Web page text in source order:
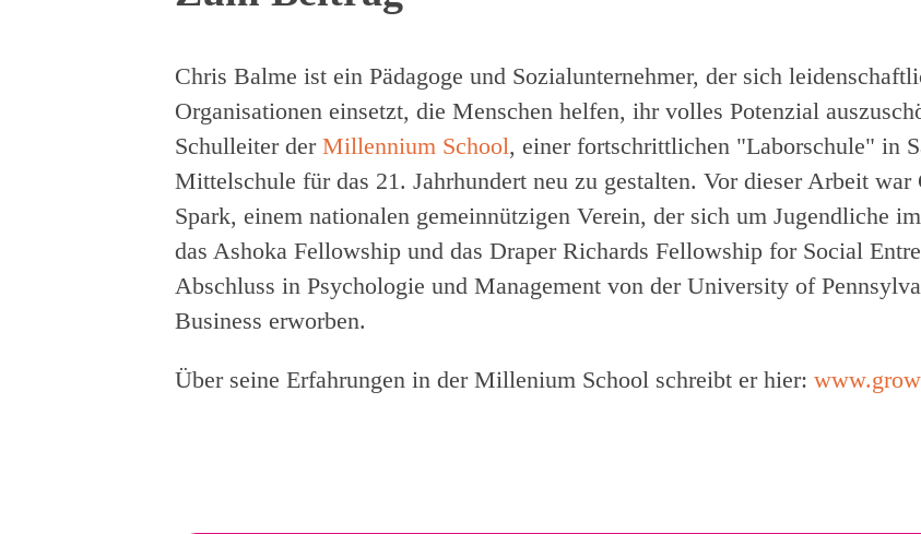
Chris Balme ist ein Pädagoge und Sozialunternehmer, der sich
Organisationen einsetzt, die Menschen helfen, ihr volles Potenzial
Schulleiter der Millennium School, einer fortschrittlichen "Laborschule" in
Mittelschule für das 21. Jahrhundert neu zu gestalten. Vor dieser Arbeit
Spark, einem nationalen gemeinnützigen Verein, der sich um Jugendliche
das Ashoka Fellowship und das Draper Richards Fellowship for Social
Abschluss in Psychologie und Management von der University of
Business erworben.
Über seine Erfahrungen in der Millenium School schreibt er hier: